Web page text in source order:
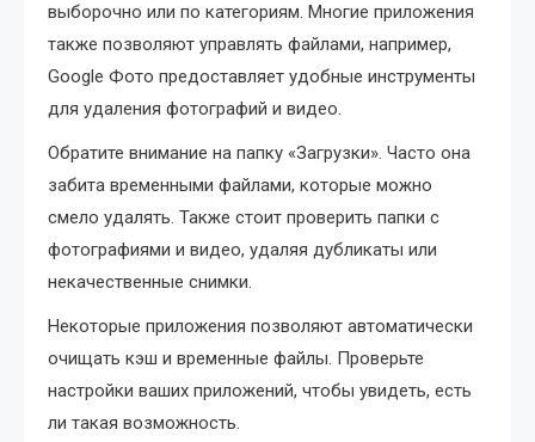
выборочно или по категориям. Многие приложения
также позволяют управлять файлами, например,
Google Фото предоставляет удобные инструменты
для удаления фотографий и видео.
Обратите внимание на папку «Загрузки». Часто она
забита временными файлами, которые можно
смело удалять. Также стоит проверить папки с
фотографиями и видео, удаляя дубликаты или
некачественные снимки.
Некоторые приложения позволяют автоматически
очищать кэш и временные файлы. Проверьте
настройки ваших приложений, чтобы увидеть, есть
ли такая возможность.